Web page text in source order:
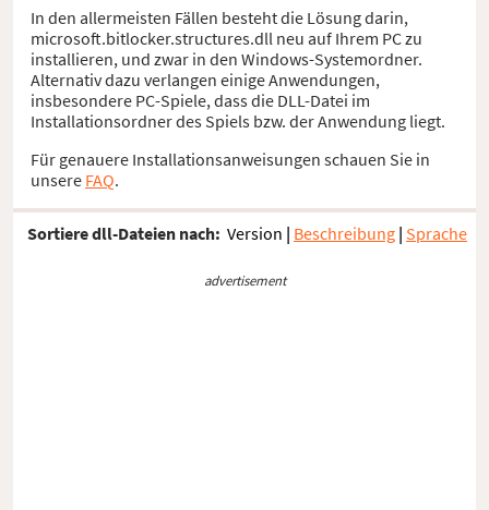
In den allermeisten Fällen besteht die Lösung darin,
microsoft.bitlocker.structures.dll neu auf Ihrem PC zu
installieren, und zwar in den Windows-Systemordner.
Alternativ dazu verlangen einige Anwendungen,
insbesondere PC-Spiele, dass die DLL-Datei im
Installationsordner des Spiels bzw. der Anwendung liegt.
Für genauere Installationsanweisungen schauen Sie in
unsere FAQ.
Sortiere dll-Dateien nach: Version | Beschreibung | Sprache
advertisement